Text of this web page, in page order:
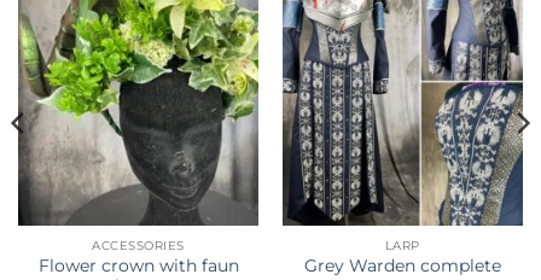
ACCESSORIES
Flower crown with faun
LARP
Grey Warden complete